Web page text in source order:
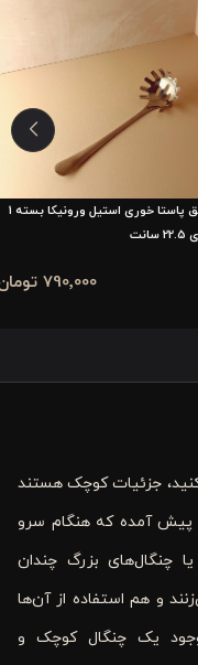
قاشق پاستا خوری استیل ورونیکا بسته 1
790٬000 تومان
جزئیات کوچک هستند
پیش آمده که هنگام سرو
چنگال‌های بزرگ چندان
و هم استفاده از آن‌ها
یک چنگال کوچک و